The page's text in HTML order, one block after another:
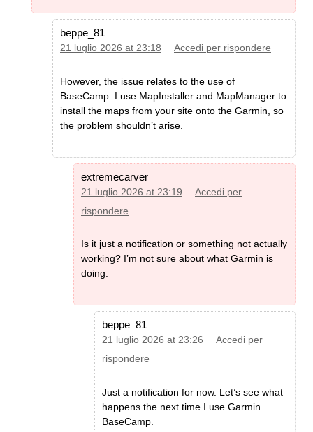
beppe_81
21 luglio 2026 at 23:18 Accedi per rispondere
However, the issue relates to the use of
BaseCamp. I use MapInstaller and MapManager to
install the maps from your site onto the Garmin, so
the problem shouldn’t arise.
extremecarver
21 luglio 2026 at 23:19
Accedi per
rispondere
Is it just a notification or something not actually
working? I’m not sure about what Garmin is
doing.
beppe_81
21 luglio 2026 at 23:26
Accedi per
rispondere
Just a notification for now. Let’s see what
happens the next time I use Garmin
BaseCamp.